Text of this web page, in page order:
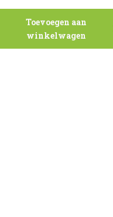
Toevoegen aan
winkelwagen